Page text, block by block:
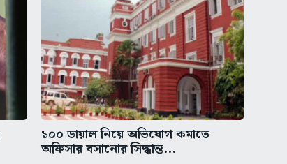
১০০ ডায়াল নিয়ে অভিযোগ কমাতে
অফিসার বসানোর সিদ্ধান্ত...